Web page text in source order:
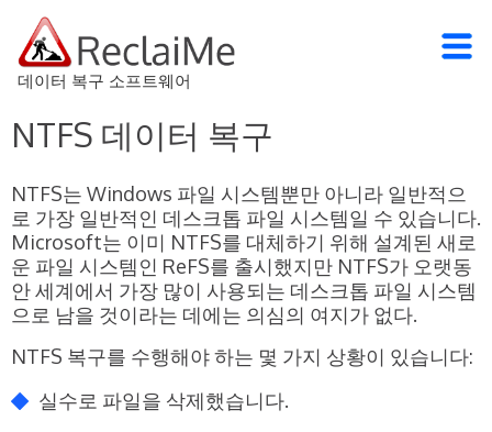
데이터 복구 소프트웨어
NTFS 데이터 복구
NTFS는 Windows 파일 시스템뿐만 아니라 일반적으
로 가장 일반적인 데스크톱 파일 시스템일 수 있습니다.
Microsoft는 이미 NTFS를 대체하기 위해 설계된 새로
운 파일 시스템인 ReFS를 출시했지만 NTFS가 오랫동
안 세계에서 가장 많이 사용되는 데스크톱 파일 시스템
으로 남을 것이라는 데에는 의심의 여지가 없다.
NTFS 복구를 수행해야 하는 몇 가지 상황이 있습니다:
실수로 파일을 삭제했습니다.